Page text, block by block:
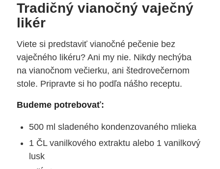
Tradičný vianočný vaječný
likér
Viete si predstaviť vianočné pečenie bez
vaječného likéru? Ani my nie. Nikdy nechýba
na vianočnom večierku, ani štedrovečernom
stole. Pripravte si ho podľa nášho receptu.
Budeme potrebovať:
500 ml sladeného kondenzovaného mlieka
1 ČL vanilkového extraktu alebo 1 vanilkový
lusk